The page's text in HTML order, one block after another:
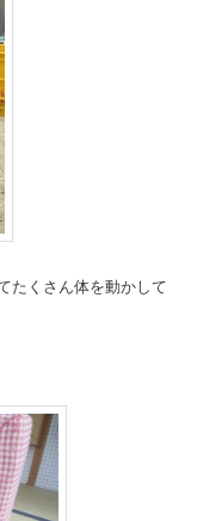
たくさん体を動かして